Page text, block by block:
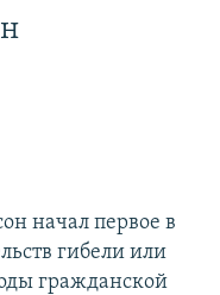
начал первое в
гибели или
гражданской